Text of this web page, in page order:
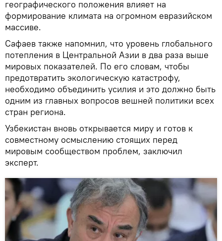
географического положения влияет на
формирование климата на огромном евразийском
массиве.
Сафаев также напомнил, что уровень глобального
потепления в Центральной Азии в два раза выше
мировых показателей. По его словам, чтобы
предотвратить экологическую катастрофу,
необходимо объединить усилия и это должно быть
одним из главных вопросов вешней политики всех
стран региона.
Узбекистан вновь открывается миру и готов к
совместному осмыслению стоящих перед
мировым сообществом проблем, заключил
эксперт.